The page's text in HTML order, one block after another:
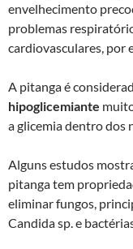
envelhecimento
problemas
cardiovasculares, por
A pitanga é
hipoglicemiante
a glicemia dentro dos
Alguns estudos
pitanga tem
eliminar fungos,
Candida sp. e